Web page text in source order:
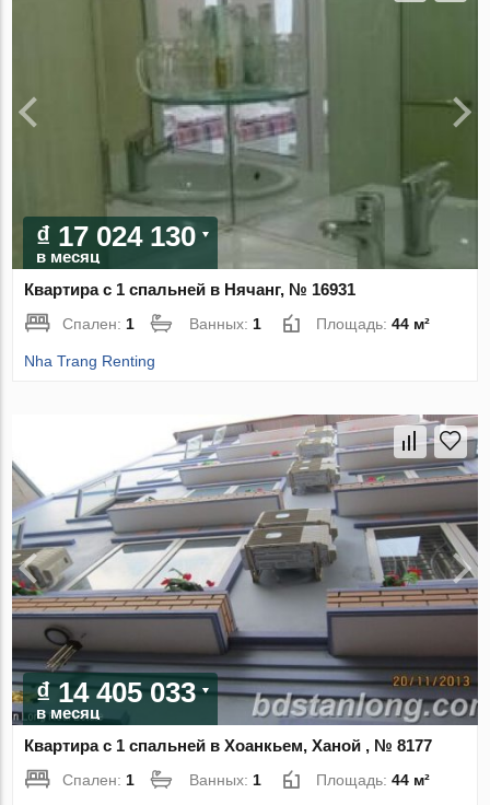
₫ 17 024 130
в месяц
Квартира с 1 спальней в Нячанг, № 16931
Спален: 1 Ванных: 1 Площадь:44 м²
Nha Trang Renting
₫ 14 405 033
в месяц
Квартира с 1 спальней в Хоанкьем, Ханой , № 8177
Спален: 1 Ванных: 1 Площадь:44 м²